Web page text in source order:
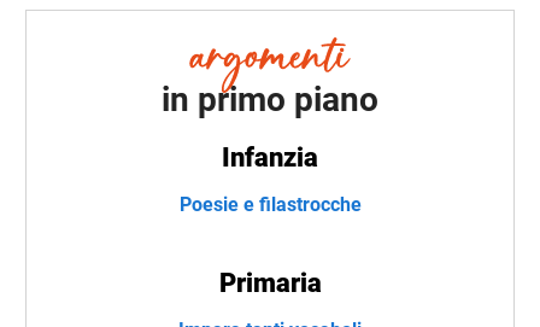
in primo piano
Infanzia
Poesie e filastrocche
Primaria